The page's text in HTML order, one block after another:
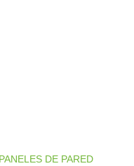
PANELES DE PARED